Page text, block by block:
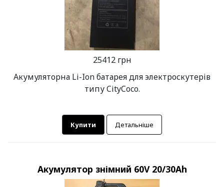
25412 грн
Акумуляторна Li-Ion батарея для электроскутерів
типу CityCoco.
Купити Детальніше
Акумулятор знімний 60V 20/30Ah